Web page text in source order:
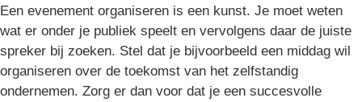
Een evenement organiseren is een kunst. Je moet weten
wat er onder je publiek speelt en vervolgens daar de juiste
spreker bij zoeken. Stel dat je bijvoorbeeld een middag wil
organiseren over de toekomst van het zelfstandig
ondernemen. Zorg er dan voor dat je een succesvolle